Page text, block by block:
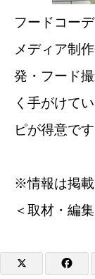
フードコー
メディア制
発・フード
く手がけて
ピが得意です
※情報は掲載
＜取材・編